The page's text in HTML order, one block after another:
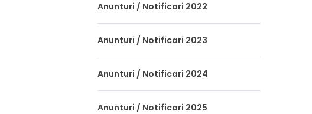
Anunturi / Notificari 2022
Anunturi / Notificari 2023
Anunturi / Notificari 2024
Anunturi / Notificari 2025